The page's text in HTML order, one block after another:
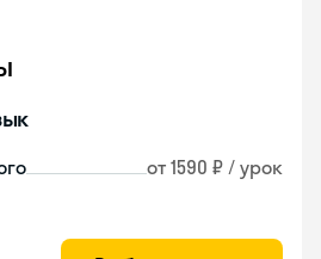
от 1590 ₽ / урок